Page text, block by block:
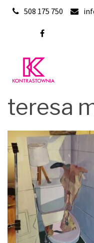
Skip
508 175 750
teresa